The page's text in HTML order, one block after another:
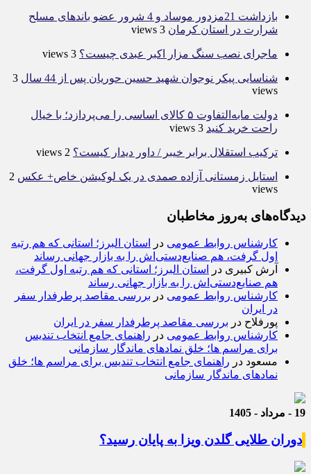
بازداشت 21مزدور موساد و 4 شرور عضو باندهای مسلح
شرارت در استان کرمان 3 views
ماجرای نصب سنگ مزار اکبر عبدی چیست؟ 3 views
شناسایی پیکر نوجوان شهید حسین حوریان پس از 44 سال
3
views
دولت مابه‌التفاوت ۵ کالای اساسی را می‌پردازد؛ با خیال
راحت خرید کنید 3 views
ترکیب استقلال برابر خیبر / داور دیدار کیست؟ 2 views
استایل زمستانی آزاده صمدی در یک لوکیشن خاص+ عکس 2
views
دیدگاه‌های به‌روز مخاطبان
کارشناس روابط عمومی در
استان البرز؛ استانی که هم رتبه
اول گرفت، هم صنایع‌دستی‌اش را به بازار جهانی رساند
آرش کبیری در
استان البرز؛ استانی که هم رتبه اول گرفت،
هم صنایع‌دستی‌اش را به بازار جهانی رساند
کارشناس روابط عمومی در بررسی مقاصد پرطرفدار سفر
در ایران
پورفلاح در بررسی مقاصد پرطرفدار سفر در ایران
کارشناس روابط عمومی در راهنمای جامع انتخاب تندیس
برای مراسم ها؛ خلق نمادهای ماندگار سازمانی
مسعود در راهنمای جامع انتخاب تندیس برای مراسم ها؛ خلق
نمادهای ماندگار سازمانی
19 - مرداد - 1405
دوران طلایی گلدن ویزا به پایان رسید؟